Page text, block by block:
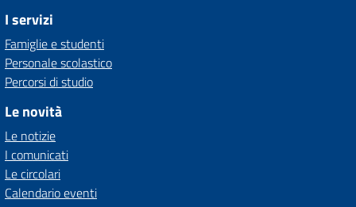
I servizi
Famiglie e studenti
Personale scolastico
Percorsi di studio
Le novità
Le notizie
I comunicati
Le circolari
Calendario eventi